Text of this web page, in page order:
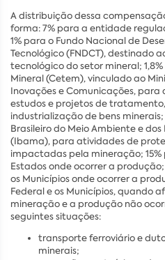
A distribuição dessa
forma: 7% para a entidade
1% para o Fundo Nacional de
Tecnológico (FNDCT), destinado
tecnológico do setor mineral;
Mineral (Cetem), vinculado ao
Inovações e Comunicações, para
estudos e projetos de
industrialização de bens
Brasileiro do Meio Ambiente e dos
(Ibama), para atividades de
impactadas pela mineração; 15%
Estados onde ocorrer a
os Municípios onde ocorrer a
Federal e os Municípios, quando
mineração e a produção não
seguintes situações:
transporte ferroviário e
minerais;